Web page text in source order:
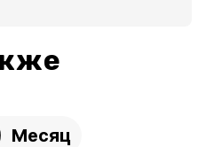
Месяц